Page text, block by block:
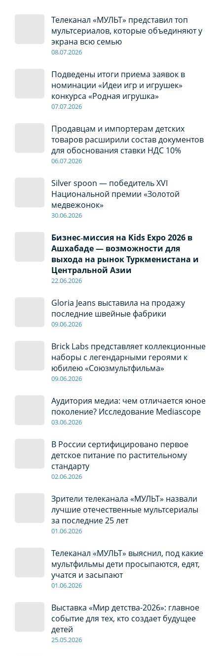
Телеканал «МУЛЬТ» представил топ
мультсериалов, которые объединяют у
экрана всю семью
08.07.2026
Подведены итоги приема заявок в
номинации «Идеи игр и игрушек»
конкурса «Родная игрушка»
07.07.2026
Продавцам и импортерам детских
товаров расширили состав документов
для обоснования ставки НДС 10%
06.07.2026
Silver spoon — победитель XVI
Национальной премии «Золотой
медвежонок»
30.06.2026
Бизнес‑миссия на Kids Expo 2026 в
Ашхабаде — возможности для
выхода на рынок Туркменистана и
Центральной Азии
22.06.2026
Gloria Jeans выставила на продажу
последние швейные фабрики
09.06.2026
Brick Labs представляет коллекционные
наборы с легендарными героями к
юбилею «Союзмультфильма»
09.06.2026
Аудитория медиа: чем отличается юное
поколение? Исследование Mediascope
03.06.2026
В России сертифицировано первое
детское питание по растительному
стандарту
02.06.2026
Зрители телеканала «МУЛЬТ» назвали
лучшие отечественные мультсериалы
за последние 25 лет
01.06.2026
Телеканал «МУЛЬТ» выяснил, под какие
мультфильмы дети просыпаются, едят,
учатся и засыпают
01.06.2026
Выставка «Мир детства-2026»: главное
событие для тех, кто создает будущее
детей
25.05.2026